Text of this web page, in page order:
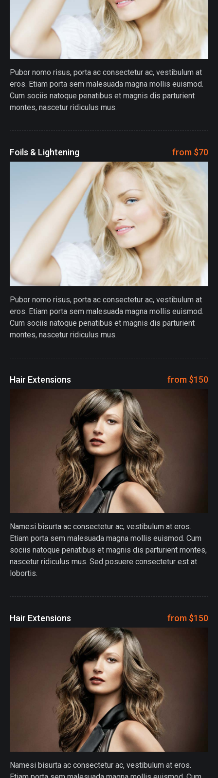
Pubor nomo risus, porta ac consectetur ac, vestibulum at
eros. Etiam porta sem malesuada magna mollis euismod.
Cum sociis natoque penatibus et magnis dis parturient
montes, nascetur ridiculus mus.
Foils & Lightening from $70
Pubor nomo risus, porta ac consectetur ac, vestibulum at
eros. Etiam porta sem malesuada magna mollis euismod.
Cum sociis natoque penatibus et magnis dis parturient
montes, nascetur ridiculus mus.
Hair Extensions from $150
Namesi bisurta ac consectetur ac, vestibulum at eros.
Etiam porta sem malesuada magna mollis euismod. Cum
sociis natoque penatibus et magnis dis parturient montes,
nascetur ridiculus mus. Sed posuere consectetur est at
lobortis.
Hair Extensions from $150
Namesi bisurta ac consectetur ac, vestibulum at eros.